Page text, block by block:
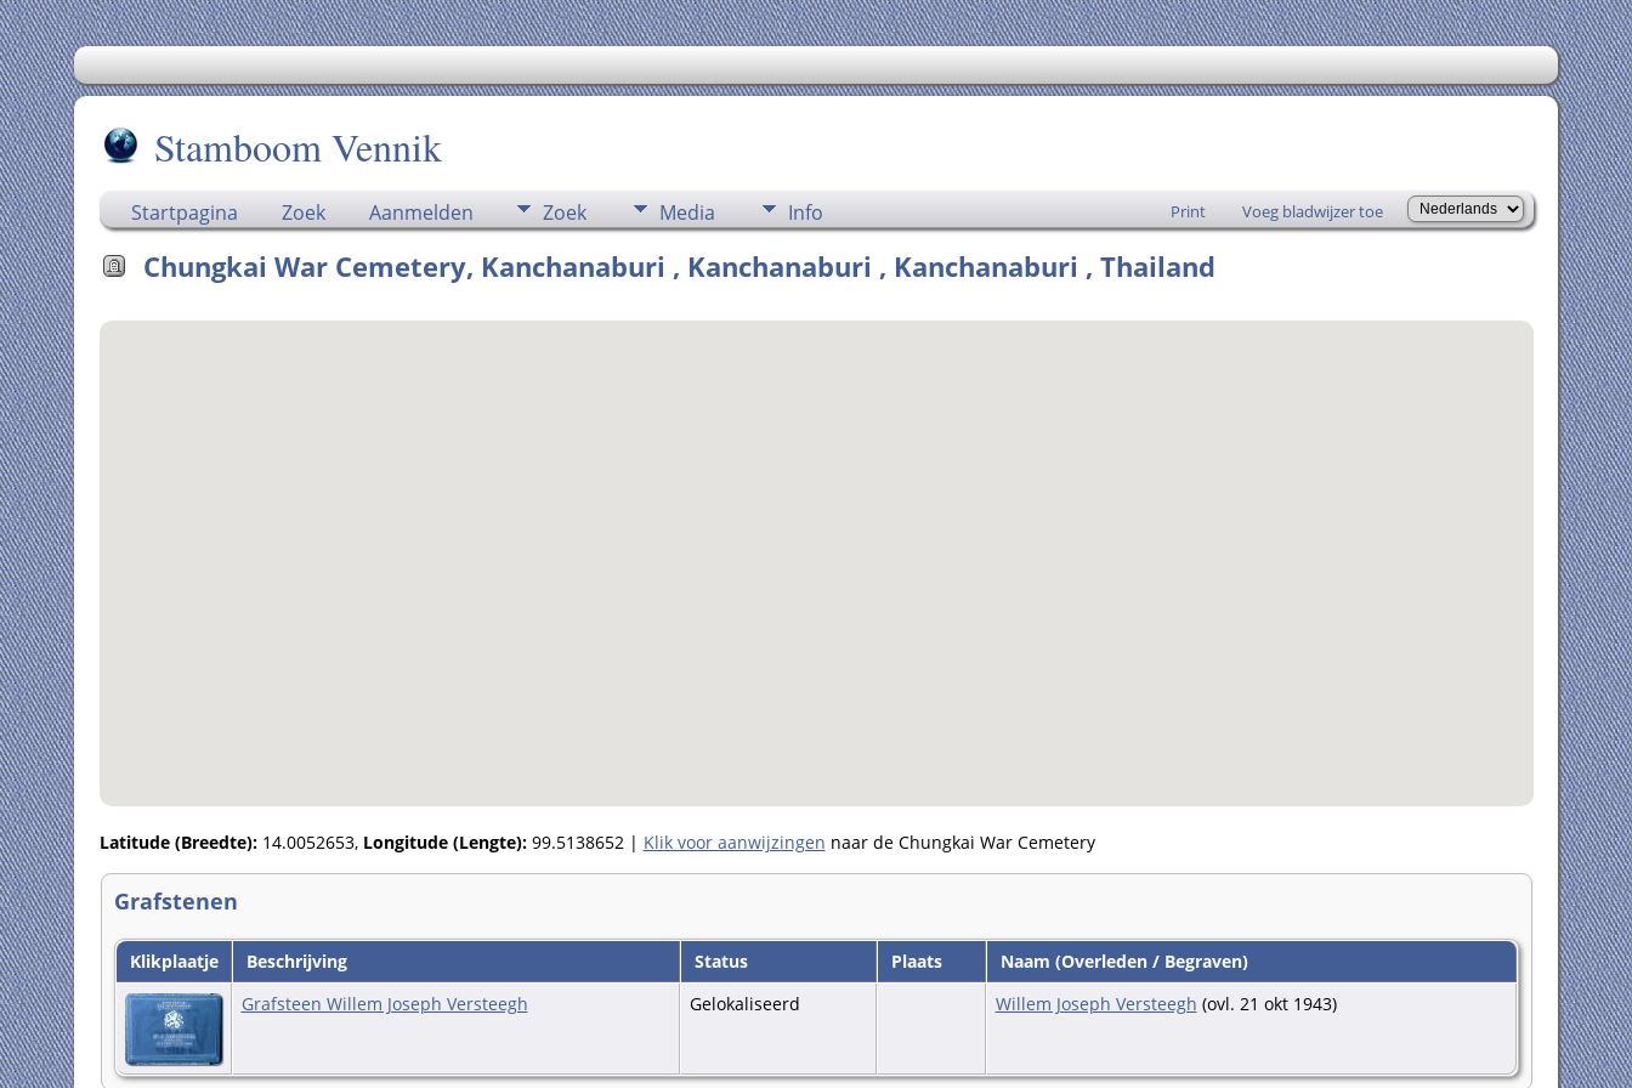
Stamboom Vennik
Startpagina Zoek Aanmelden Zoek Media Info Print Voeg bladwijzer toe
Chungkai War Cemetery, Kanchanaburi , Kanchanaburi , Kanchanaburi , Thailand
Latitude (Breedte):14.0052653, Longitude (Lengte):99.5138652 | Klik voor aanwijzingen naar de Chungkai War Cemetery
Grafstenen
Klikplaatje Beschrijving Status Plaats
Naam (Overleden / Begraven)
Grafsteen Willem Joseph Versteegh
Gelokaliseerd Willem Joseph Versteegh (ovl. 21 okt 1943)